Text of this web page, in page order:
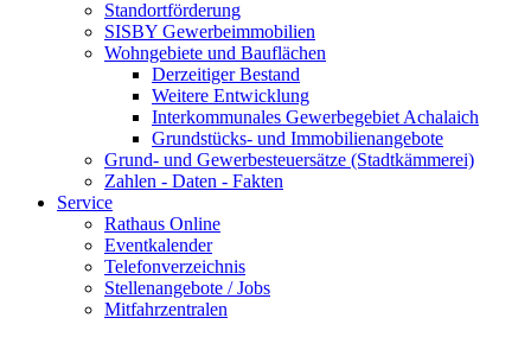
Standortförderung
SISBY Gewerbeimmobilien
Wohngebiete und Bauflächen
Derzeitiger Bestand
Weitere Entwicklung
Interkommunales Gewerbegebiet Achalaich
Grundstücks- und Immobilienangebote
Grund- und Gewerbesteuersätze (Stadtkämmerei)
Zahlen - Daten - Fakten
Service
Rathaus Online
Eventkalender
Telefonverzeichnis
Stellenangebote / Jobs
Mitfahrzentralen